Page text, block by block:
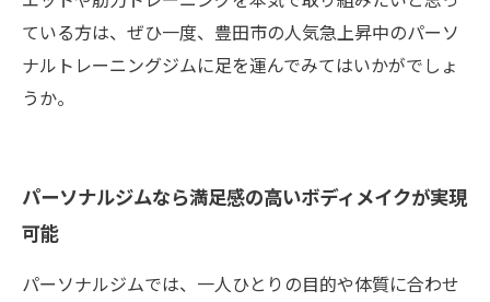
ている方は、ぜひ一度、豊田市の人気急上昇中のパーソ
ナルトレーニングジムに足を運んでみてはいかがでしょ
うか。
パーソナルジムなら満足感の高いボディメイクが実現
可能
パーソナルジムでは、一人ひとりの目的や体質に合わせ